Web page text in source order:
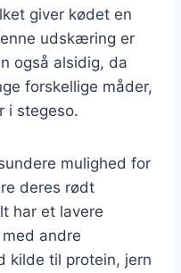
giver kødet en
udskæring er
også alsidig, da
forskellige måder,
i stegeso.
mulighed for
deres rødt
har et lavere
andre
kilde til protein, jern